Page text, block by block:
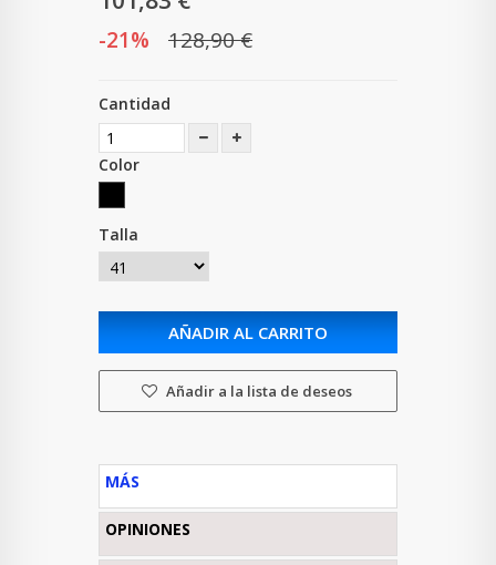
-21% 128,90 €
Cantidad
Color
Talla
AÑADIR AL CARRITO
Añadir a la lista de deseos
MÁS
OPINIONES